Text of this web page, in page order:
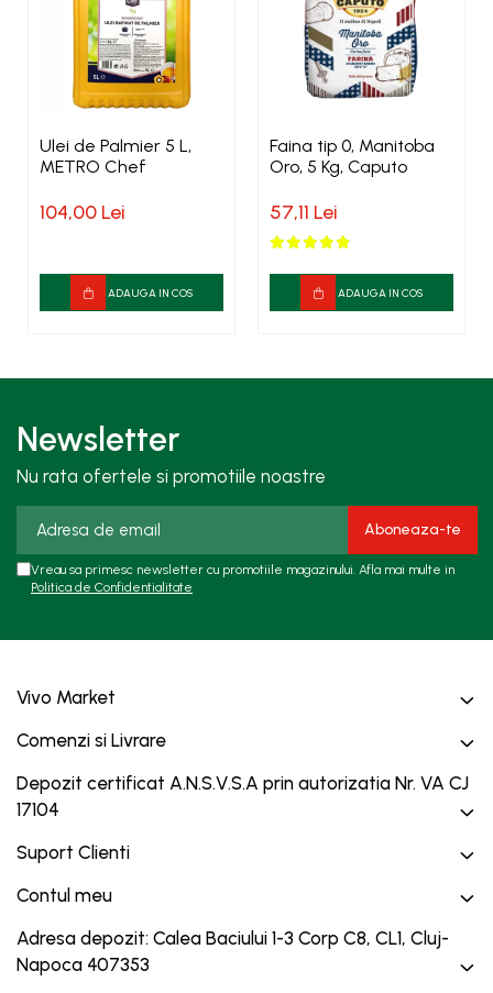
Ulei de Palmier 5 L,
METRO Chef
104,00 Lei
ADAUGA IN COS
Faina tip 0, Manitoba
Oro, 5 Kg, Caputo
57,11 Lei
ADAUGA IN COS
Newsletter
Nu rata ofertele si promotiile noastre
Vreau sa primesc newsletter cu promotiile magazinului. Afla mai multe in
Politica de Confidentialitate
Vivo Market
Comenzi si Livrare
Depozit certificat A.N.S.V.S.A prin autorizatia Nr. VA CJ
17104
Suport Clienti
Contul meu
Adresa depozit: Calea Baciului 1-3 Corp C8, CL1, Cluj-
Napoca 407353